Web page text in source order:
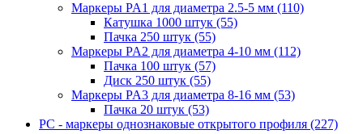
Маркеры PA1 для диаметра 2.5-5 мм (110)
Катушка 1000 штук (55)
Пачка 250 штук (55)
Маркеры PA2 для диаметра 4-10 мм (112)
Пачка 100 штук (57)
Диск 250 штук (55)
Маркеры PA3 для диаметра 8-16 мм (53)
Пачка 20 штук (53)
PC - маркеры однознаковые открытого профиля (227)